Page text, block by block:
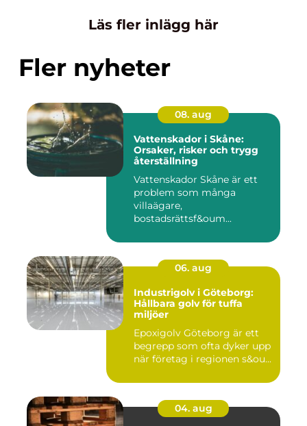
Läs fler inlägg här
Fler nyheter
08. aug
Vattenskador i Skåne:
Orsaker, risker och trygg
återställning
Vattenskador Skåne är ett
problem som många
villaägare,
bostadsrättsf&oum...
06. aug
Industrigolv i Göteborg:
Hållbara golv för tuffa
miljöer
Epoxigolv Göteborg är ett
begrepp som ofta dyker upp
när företag i regionen s&ou...
04. aug